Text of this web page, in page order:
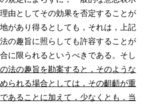
由としてその効果を否定することが
があり得るとしても，それは，上記
の趣旨に照らしても許容することが
に限られるというべきである。そし
の法の趣旨を勘案すると，そのような
られる場合としては，その齟齬が重
あることに加えて，少なくとも，当